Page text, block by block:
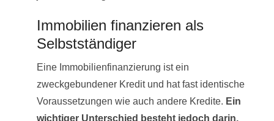
Immobilien finanzieren als
Selbstständiger
Eine Immobilienfinanzierung ist ein
zweckgebundener Kredit und hat fast identische
Voraussetzungen wie auch andere Kredite. Ein
wichtiger Unterschied besteht jedoch darin,